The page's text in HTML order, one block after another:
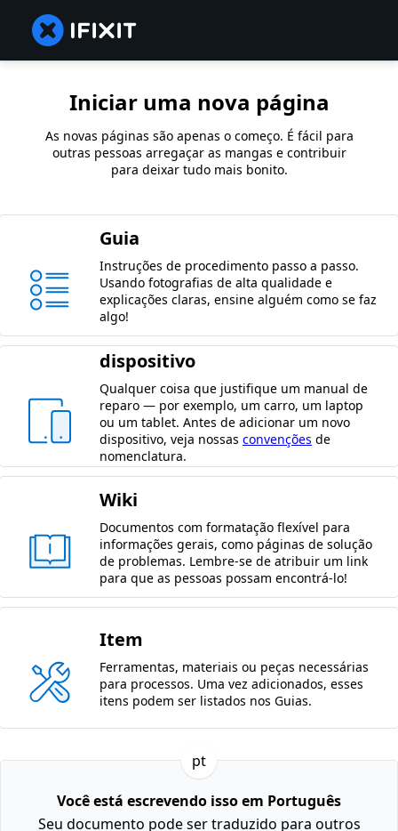
Iniciar uma nova página
As novas páginas são apenas o começo. É fácil para
outras pessoas arregaçar as mangas e contribuir
para deixar tudo mais bonito.
Guia
Instruções de procedimento passo a passo.
Usando fotografias de alta qualidade e
explicações claras, ensine alguém como se faz
algo!
dispositivo
Qualquer coisa que justifique um manual de
reparo — por exemplo, um carro, um laptop
ou um tablet. Antes de adicionar um novo
dispositivo, veja nossas convenções de
nomenclatura.
Wiki
Documentos com formatação flexível para
informações gerais, como páginas de solução
de problemas. Lembre-se de atribuir um link
para que as pessoas possam encontrá-lo!
Item
Ferramentas, materiais ou peças necessárias
para processos. Uma vez adicionados, esses
itens podem ser listados nos Guias.
pt
Você está escrevendo isso em Português
Seu documento pode ser traduzido para outros